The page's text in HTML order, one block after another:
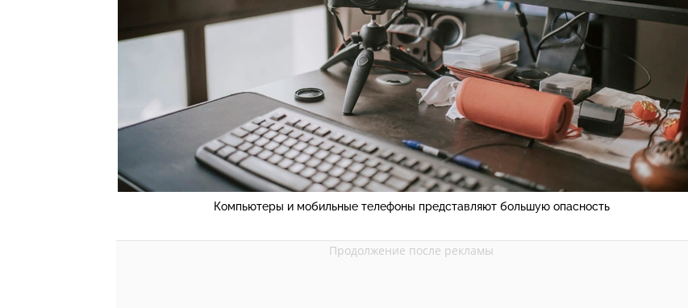
Компьютеры и мобильные телефоны представляют большую опасность